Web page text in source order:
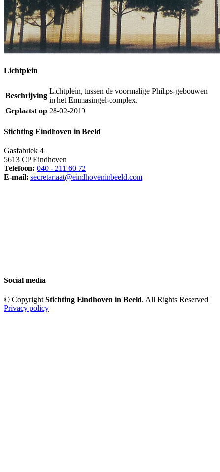
Lichtplein
Beschrijving
Lichtplein, tussen de voormalige Philips-gebouwen
in het Emmasingel-complex.
Geplaatst op 28-02-2019
Stichting Eindhoven in Beeld
Gasfabriek 4
5613 CP Eindhoven
Telefoon: 040 - 211 60 72
E-mail: secretariaat@eindhoveninbeeld.com
Social media
© Copyright Stichting Eindhoven in Beeld. All Rights Reserved |
Privacy policy